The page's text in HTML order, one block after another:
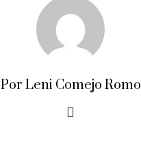
Por Leni Comejo Romo